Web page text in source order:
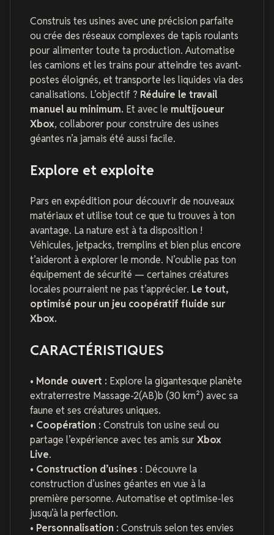
Construis tes usines avec une précision parfaite
ou crée des réseaux complexes de tapis roulants
pour alimenter toute ta production. Automatise
les camions et les trains pour atteindre tes avant-
postes éloignés, et transporte les liquides via des
canalisations. L’objectif ? Réduire le travail
manuel au minimum. Et avec le multijoueur
Xbox, collaborer pour construire des usines
géantes n’a jamais été aussi facile.
Explore et exploite
Pars en expédition pour découvrir de nouveaux
matériaux et utilise tout ce que tu trouves à ton
avantage. La nature est à ta disposition !
Véhicules, jetpacks, tremplins et bien plus encore
t’aideront à explorer le monde. N’oublie pas ton
équipement de sécurité — certaines créatures
locales pourraient ne pas t’apprécier. Le tout,
optimisé pour un jeu coopératif fluide sur
Xbox.
CARACTÉRISTIQUES
• Monde ouvert : Explore la gigantesque planète
extraterrestre Massage-2(AB)b (30 km²) avec sa
faune et ses créatures uniques.
• Coopération : Construis ton usine seul ou
partage l’expérience avec tes amis surXbox
Live.
• Construction d’usines : Découvre la
construction d’usines géantes en vue à la
première personne. Automatise et optimise-les
jusqu’à la perfection.
• Personnalisation : Construis selon tes envies